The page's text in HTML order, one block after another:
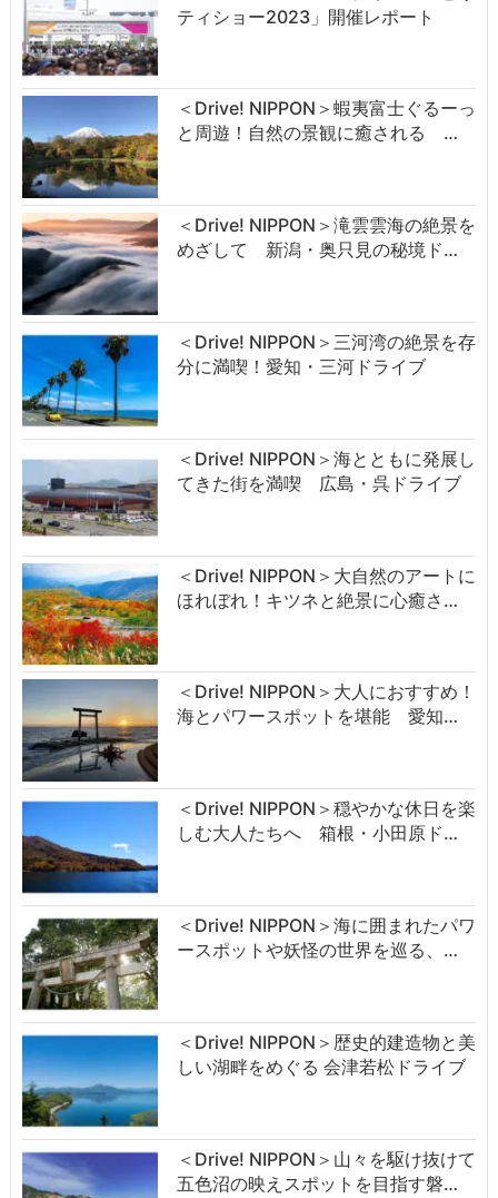
ティショー2023」開催レポート
＜Drive! NIPPON＞蝦夷富士ぐるーっ
と周遊！自然の景観に癒される …
＜Drive! NIPPON＞滝雲雲海の絶景を
めざして 新潟・奥只見の秘境ド…
＜Drive! NIPPON＞三河湾の絶景を存
分に満喫！愛知・三河ドライブ
＜Drive! NIPPON＞海とともに発展し
てきた街を満喫 広島・呉ドライブ
＜Drive! NIPPON＞大自然のアートに
ほれぼれ！キツネと絶景に心癒さ…
＜Drive! NIPPON＞大人におすすめ！
海とパワースポットを堪能 愛知…
＜Drive! NIPPON＞穏やかな休日を楽
しむ大人たちへ 箱根・小田原ド…
＜Drive! NIPPON＞海に囲まれたパワ
ースポットや妖怪の世界を巡る、…
＜Drive! NIPPON＞歴史的建造物と美
しい湖畔をめぐる 会津若松ドライブ
＜Drive! NIPPON＞山々を駆け抜けて
五色沼の映えスポットを目指す磐…